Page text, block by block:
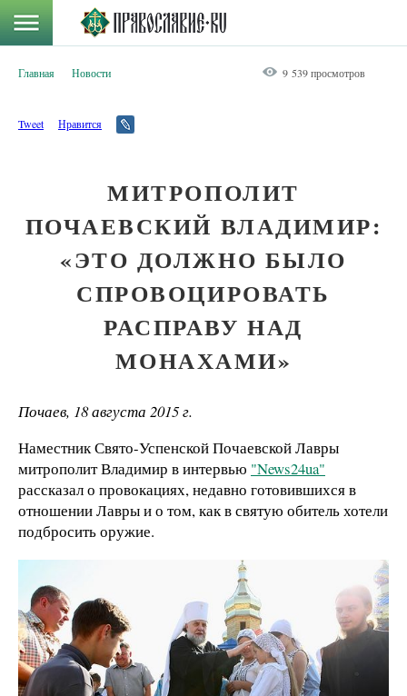
Главная Новости 9 539 просмотров
Tweet Нравится
МИТРОПОЛИТ
ПОЧАЕВСКИЙ ВЛАДИМИР:
«ЭТО ДОЛЖНО БЫЛО
СПРОВОЦИРОВАТЬ
РАСПРАВУ НАД
МОНАХАМИ»
Почаев, 18 августа 2015 г.
Наместник Свято-Успенской Почаевской Лавры
митрополит Владимир в интервью "News24ua"
рассказал о провокациях, недавно готовившихся в
отношении Лавры и о том, как в святую обитель хотели
подбросить оружие.